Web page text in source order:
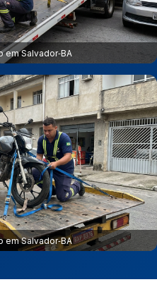
em Salvador‑BA
em Salvador‑BA